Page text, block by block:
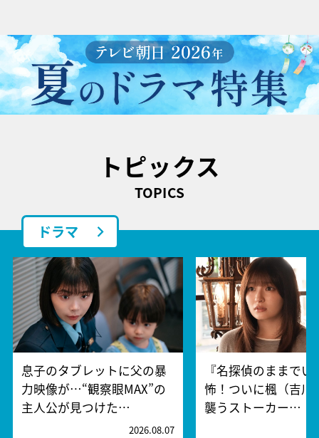
トピックス
TOPICS
ドラマ
息子のタブレットに父の暴
力映像が…“観察眼MAX”の
主人公が見つけた…
2026.08.07
『名探偵のままでい
怖！ついに楓（吉川
襲うストーカー…